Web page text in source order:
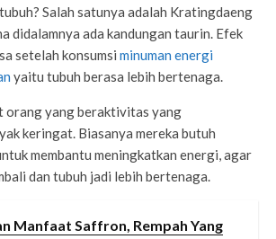
Salah satunya adalah Kratingdaeng
didalamnya ada kandungan taurin. Efek
setelah konsumsi minuman energi
yaitu tubuh berasa lebih bertenaga.
orang yang beraktivitas yang
keringat. Biasanya mereka butuh
membantu meningkatkan energi, agar
dan tubuh jadi lebih bertenaga.
Manfaat Saffron, Rempah Yang